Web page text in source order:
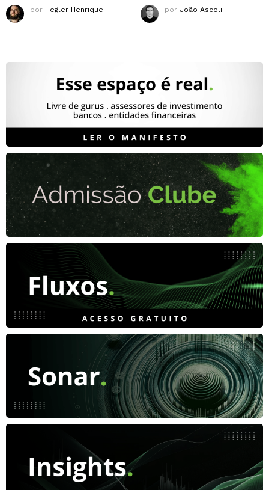
por Hegler Henrique por João Ascoli